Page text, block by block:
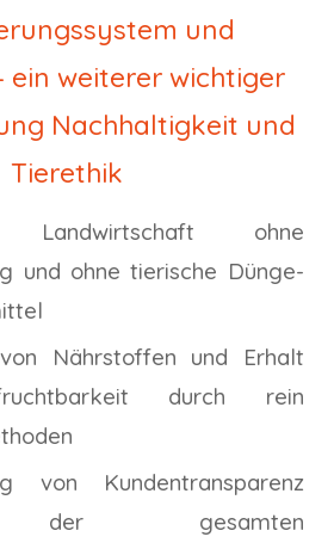
und
ein weiterer wichtiger
Nachhaltigkeit und
Tierethik
Landwirtschaft ohne
und ohne tierische Dünge-
Nährstoffen und Erhalt
durch rein
von Kundentransparenz
der gesamten